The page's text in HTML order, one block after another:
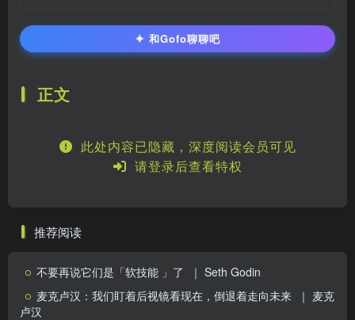
✦和Gofo聊聊吧
正文
此处内容已隐藏，深度阅读会员可见
请登录后查看特权
推荐阅读
不要再说它们是「软技能 」了 ｜ Seth Godin
麦克卢汉：我们盯着后视镜看现在，倒退着走向未来 ｜ 麦克
卢汉